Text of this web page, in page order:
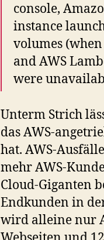
console,
instance
volumes
and AWS
were
Unterm Strich
das AWS-
hat. AWS-
mehr AWS-
Cloud-Giganten
Endkunden in
wird alleine nur